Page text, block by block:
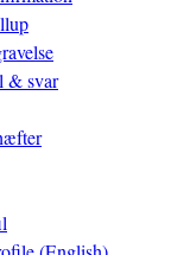
& svar